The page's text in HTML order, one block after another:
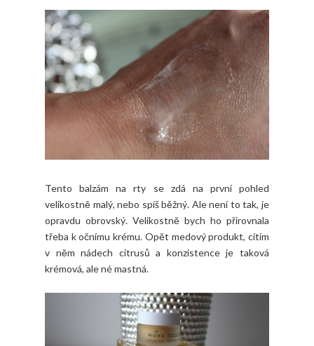
Tento balzám na rty se zdá na první pohled
velikostně malý, nebo spíš běžný. Ale není to tak, je
opravdu obrovský. Velikostně bych ho přirovnala
třeba k očnímu krému. Opět medový produkt, cítím
v něm nádech citrusů a konzistence je taková
krémová, ale né mastná.